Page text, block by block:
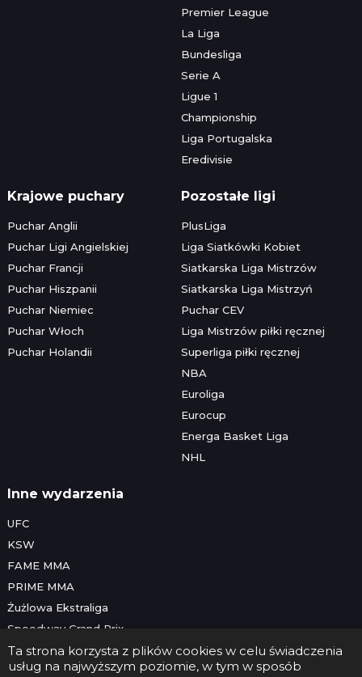
Ta strona korzysta z plików cookies w celu świadczenia
usług na najwyższym poziomie, w tym w sposób
Premier League
La Liga
Bundesliga
Serie A
Ligue 1
Championship
Liga Portugalska
Eredivisie
Krajowe puchary
Puchar Anglii
Puchar Ligi Angielskiej
Puchar Francji
Puchar Hiszpanii
Puchar Niemiec
Puchar Włoch
Puchar Holandii
Pozostałe ligi
PlusLiga
Liga Siatkówki Kobiet
Siatkarska Liga Mistrzów
Siatkarska Liga Mistrzyń
Puchar CEV
Liga Mistrzów piłki ręcznej
Superliga piłki ręcznej
NBA
Euroliga
Eurocup
Energa Basket Liga
NHL
Inne wydarzenia
UFC
KSW
FAME MMA
PRIME MMA
Żużlowa Ekstraliga
Speedway Grand Prix
Skoki narciarskie